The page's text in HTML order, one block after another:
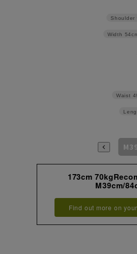
Waist
Width
Shoulder
S37cm/82cm
173cm
M39cm/
Find out more on